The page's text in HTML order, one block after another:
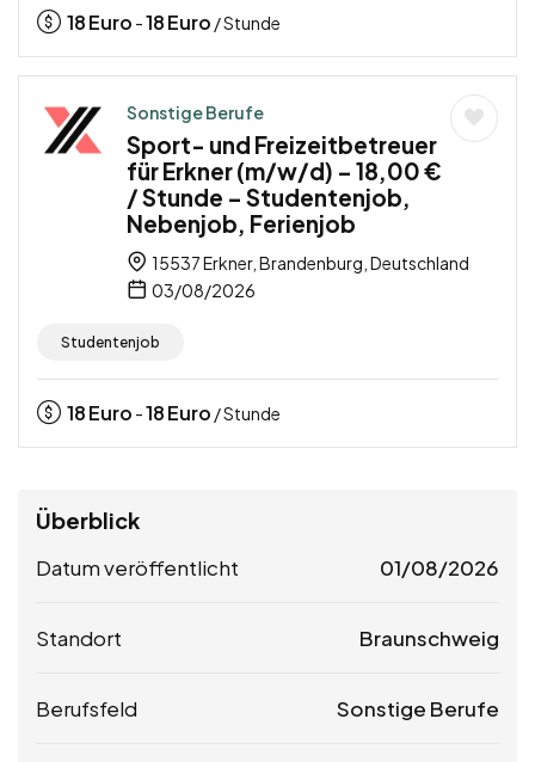
18Euro -18Euro / Stunde
Sonstige Berufe
Sport- und Freizeitbetreuer
für Erkner (m/w/d) – 18,00 €
/ Stunde – Studentenjob,
Nebenjob, Ferienjob
15537 Erkner, Brandenburg, Deutschland
03/08/2026
Studentenjob
18Euro -18Euro / Stunde
Überblick
Datum veröffentlicht 01/08/2026
Standort Braunschweig
Berufsfeld Sonstige Berufe